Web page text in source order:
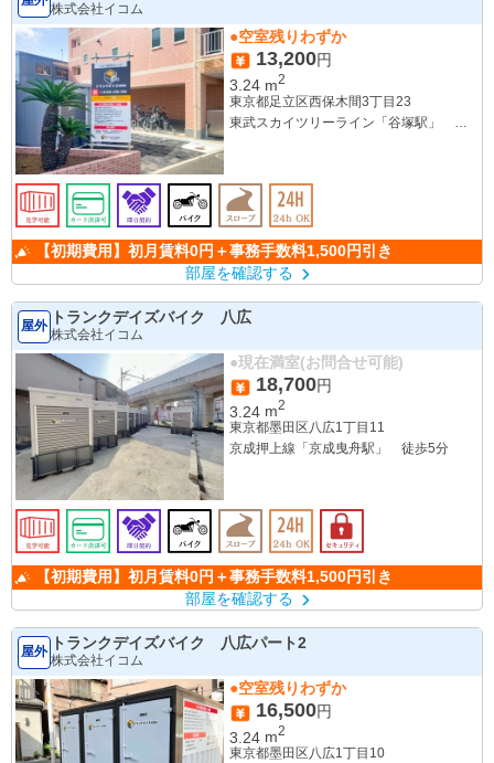
株式会社イコム
●空室残りわずか
13,200円
3.24 m2
東京都足立区西保木間3丁目23
東武スカイツリーライン「谷塚駅」 徒
【初期費用】初月賃料0円＋事務手数料1,500円引き
部屋を確認する
屋外 トランクデイズバイク 八広
株式会社イコム
●現在満室(お問合せ可能)
18,700円
3.24 m2
東京都墨田区八広1丁目11
京成押上線「京成曳舟駅」 徒歩5分
【初期費用】初月賃料0円＋事務手数料1,500円引き
部屋を確認する
屋外 トランクデイズバイク 八広パート2
株式会社イコム
●空室残りわずか
16,500円
3.24 m2
東京都墨田区八広1丁目10